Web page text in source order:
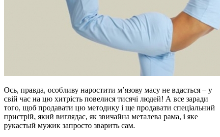
Ось, правда, особливу наростити м’язову масу не вдасться – у
свій час на цю хитрість повелися тисячі людей! А все заради
того, щоб продавати цю методику і ще продавати спеціальний
пристрій, який виглядає, як звичайна металева рама, і яке
рукастый мужик запросто зварить сам.